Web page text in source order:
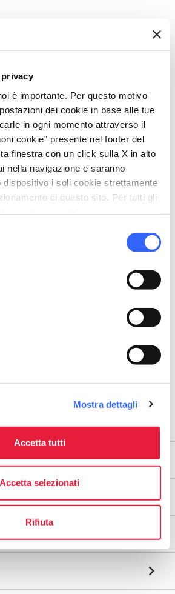
è importante. Per questo motivo
dei cookie in base alle tue
in ogni momento attraverso il
cookie” presente nel footer del
finestra con un click sulla X in alto
nella navigazione e saranno
dispositivo i soli cookie strettamente
di questo sito. Per tutti gli
Mostra dettagli
Accetta tutti
Accetta selezionati
Rifiuta
Villafranca in Lunigiana MS, Italia
(MS)
Indicazioni stradali